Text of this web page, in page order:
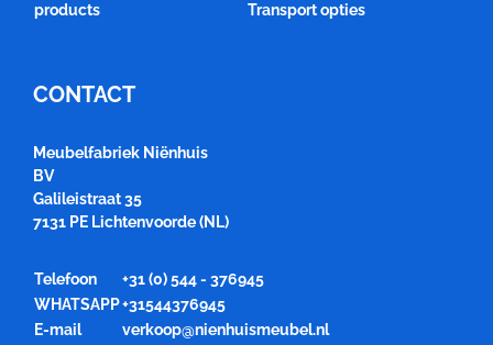
products
Transport opties
CONTACT
Meubelfabriek Niënhuis
BV
Galileistraat 35
7131 PE Lichtenvoorde (NL)
Telefoon
+31 (0) 544 - 376945
WHATSAPP+31544376945
E-mail
verkoop@nienhuismeubel.nl